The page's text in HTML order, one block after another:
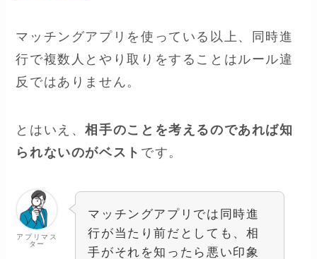
マッチングアプリを使っている以上、同時進
行で複数人とやり取りをすることはルール違
反ではありません。
とはいえ、相手のことを考えるのであれば知
られないのがベスト です。
アプリマス
ター
マッチングアプリでは同時進
行が当たり前だとしても、相
手がそれを知ったら悪い印象